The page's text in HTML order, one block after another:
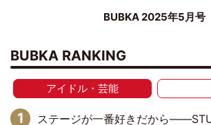
BUBKA 2025年5月号
BUBKA RANKING
アイドル・芸能
ステージが一番好きだから――STU48・中村舞